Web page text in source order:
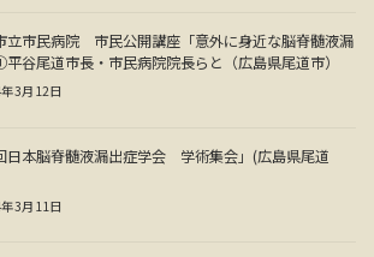
立市民病院 市民公開講座「意外に身近な脳脊髄液漏
谷尾道市長・市民病院院長らと（広島県尾道市）
3月12日
日本脳脊髄液漏出症学会 学術集会」(広島県尾道
3月11日